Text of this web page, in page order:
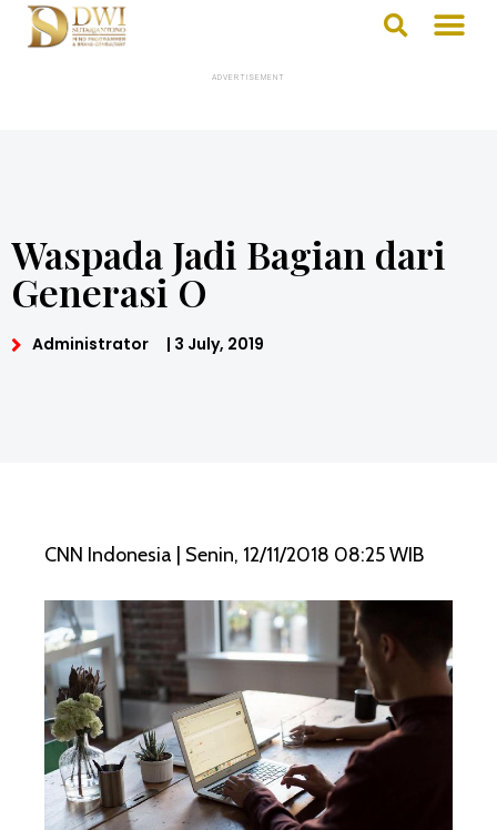
ADVERTISEMENT
Waspada Jadi Bagian dari
Generasi O
Administrator | 3 July, 2019
CNN Indonesia | Senin, 12/11/2018 08:25 WIB